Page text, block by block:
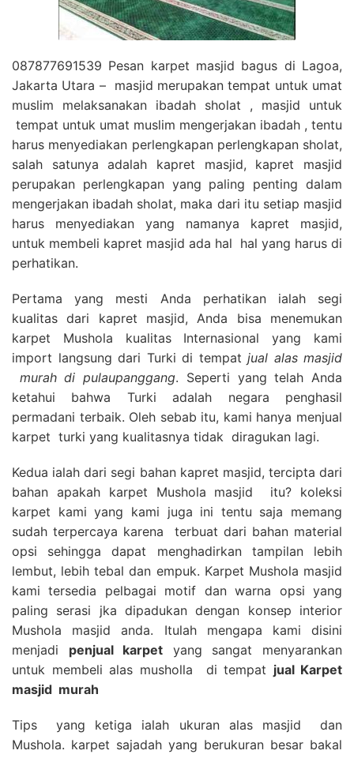
087877691539 Pesan karpet masjid bagus di Lagoa,
Jakarta Utara – masjid merupakan tempat untuk umat
muslim melaksanakan ibadah sholat , masjid untuk
tempat untuk umat muslim mengerjakan ibadah , tentu
harus menyediakan perlengkapan perlengkapan sholat,
salah satunya adalah kapret masjid, kapret masjid
perupakan perlengkapan yang paling penting dalam
mengerjakan ibadah sholat, maka dari itu setiap masjid
harus menyediakan yang namanya kapret masjid,
untuk membeli kapret masjid ada hal hal yang harus di
perhatikan.
Pertama yang mesti Anda perhatikan ialah segi
kualitas dari kapret masjid, Anda bisa menemukan
karpet Mushola kualitas Internasional yang kami
import langsung dari Turki di tempat jual alas masjid
murah di pulaupanggang. Seperti yang telah Anda
ketahui bahwa Turki adalah negara penghasil
permadani terbaik. Oleh sebab itu, kami hanya menjual
karpet turki yang kualitasnya tidak diragukan lagi.
Kedua ialah dari segi bahan kapret masjid, tercipta dari
bahan apakah karpet Mushola masjid itu? koleksi
karpet kami yang kami juga ini tentu saja memang
sudah terpercaya karena terbuat dari bahan material
opsi sehingga dapat menghadirkan tampilan lebih
lembut, lebih tebal dan empuk. Karpet Mushola masjid
kami tersedia pelbagai motif dan warna opsi yang
paling serasi jka dipadukan dengan konsep interior
Mushola masjid anda. Itulah mengapa kami disini
menjadi penjual karpet yang sangat menyarankan
untuk membeli alas musholla di tempat jual Karpet
masjid murah
Tips yang ketiga ialah ukuran alas masjid dan
Mushola. karpet sajadah yang berukuran besar bakal